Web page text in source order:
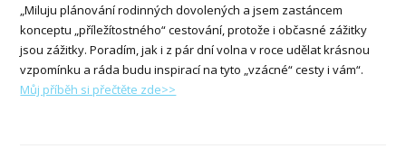
„Miluju plánování rodinných dovolených a jsem zastáncem
konceptu „příležítostného“ cestování, protože i občasné zážitky
jsou zážitky. Poradím, jak i z pár dní volna v roce udělat krásnou
vzpomínku a ráda budu inspirací na tyto „vzácné“ cesty i vám“.
Můj příběh si přečtěte zde>>